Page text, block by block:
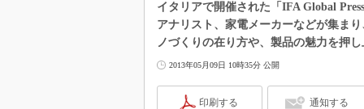
イタリアで開催された「IFA Global
アナリスト、家電メーカーなどが集ま
ノづくりの在り方や、製品の魅力を押
2013年05月09日 10時35分 公開
印刷する 通知する